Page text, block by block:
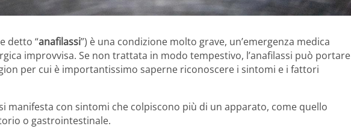
detto “anafilassi”) è una condizione molto grave, un’emergenza medica
improvvisa. Se non trattata in modo tempestivo, l’anafilassi può portare
per cui è importantissimo saperne riconoscere i sintomi e i fattori
manifesta con sintomi che colpiscono più di un apparato, come quello
o gastrointestinale.